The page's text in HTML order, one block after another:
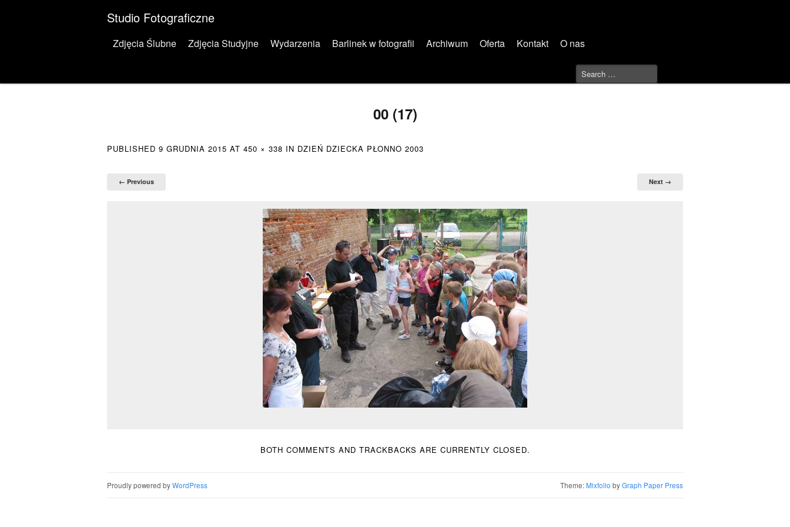
Studio Fotograficzne
Menu
Skip to content
Zdjęcia Ślubne Zdjęcia Studyjne Wydarzenia Barlinek w fotografii Archiwum Oferta Kontakt O nas
00 (17)
PUBLISHED 9 GRUDNIA 2015 AT 450 × 338 IN DZIEŃ DZIECKA PŁONNO 2003
← Previous Next →
BOTH COMMENTS AND TRACKBACKS ARE CURRENTLY CLOSED.
Proudly powered byWordPress Theme:Mixfolio byGraph Paper Press